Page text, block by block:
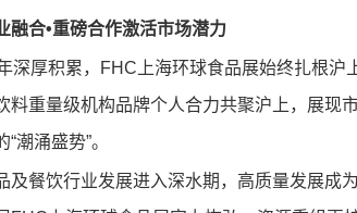
融合•重磅合作激活市场潜力
深厚积累，FHC上海环球食品展始终扎根沪
料重量级机构品牌个人合力共聚沪上，展现
“潮涌盛势”。
及餐饮行业发展进入深水期，高质量发展成